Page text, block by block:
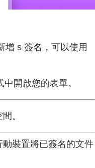
增 s 簽名，可以使用
開啟您的表單。
。
裝置將已簽名的文件